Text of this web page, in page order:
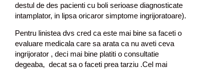
destul de des pacienti cu boli serioase diagnosticate
intamplator, in lipsa oricaror simptome ingrijoratoare).
Pentru linistea dvs cred ca este mai bine sa faceti o
evaluare medicala care sa arata ca nu aveti ceva
ingrijorator , deci mai bine platiti o consultatie
degeaba, decat sa o faceti prea tarziu .Cel mai